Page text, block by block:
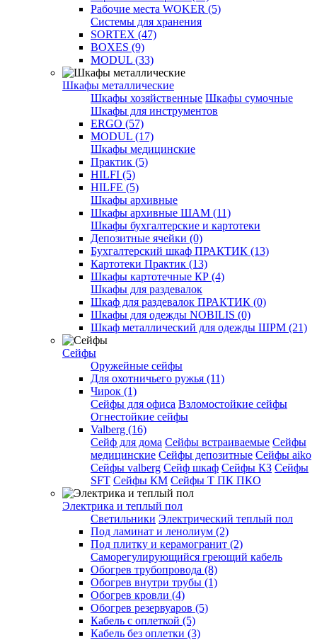
Рабочие места WOKER (5)
Системы для хранения
SORTEX (47)
BOXES (9)
MODUL (33)
Шкафы металлические
Шкафы хозяйственные Шкафы сумочные
Шкафы для инструментов
ERGO (57)
MODUL (17)
Шкафы медицинские
Практик (5)
HILFI (5)
HILFE (5)
Шкафы архивные
Шкафы архивные ШАМ (11)
Шкафы бухгалтерские и картотеки
Депозитные ячейки (0)
Бухгалтерский шкаф ПРАКТИК (13)
Картотеки Практик (13)
Шкафы картотечные КР (4)
Шкафы для раздевалок
Шкаф для раздевалок ПРАКТИК (0)
Шкафы для одежды NOBILIS (0)
Шкаф металлический для одежды ШРМ (21)
Сейфы
Оружейные сейфы
Для охотничьего ружья (11)
Чирок (1)
Сейфы для офиса Взломостойкие сейфы
Огнестойкие сейфы
Valberg (16)
Cейф для дома Сейфы встраиваемые Сейфы
медицинские Сейфы депозитные Сейфы aiko
Сейфы valberg Сейф шкаф Сейфы КЗ Сейфы
SFT Сейфы КМ Сейфы Т ПК ПКО
Электрика и теплый пол
Светильники Электрический теплый пол
Под ламинат и ленолиум (2)
Под плитку и керамогранит (2)
Саморегулирующийся греющий кабель
Обогрев трубопровода (8)
Обогрев внутри трубы (1)
Обогрев кровли (4)
Обогрев резервуаров (5)
Кабель с оплеткой (5)
Кабель без оплетки (3)